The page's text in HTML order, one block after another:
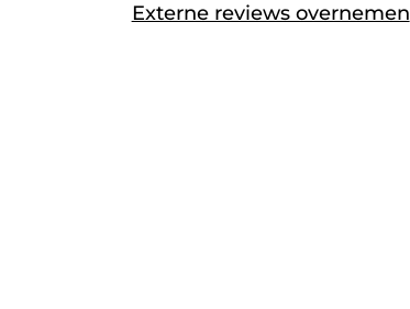
Externe reviews overnemen